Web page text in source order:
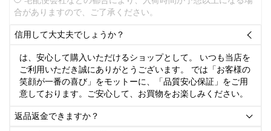
合がありますので、ご了承ください。
信用して大丈夫でしょうか？ 
は、安心して購入いただけるショップとして。 いつも当店を
ご利用いただき誠にありがとうございます。 では「お客様の
笑顔が一番の喜び」をモットーに、「品質安心保証」をご用
意しております。ご安心して、お買物をお楽しみください。
返品返金できますか？ 